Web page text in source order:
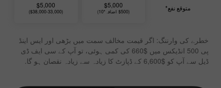
متوقع نفع* $5,000
($500 اضافہ*10)
$5,000
($38,000-33,000)
خطرے کی وارننگ: اگر قیمت مخالف سمت میں بڑھی اور ایس اینڈ
پی 500 انڈیکس میں $660 کی کمی ہوئی، تو آپ کے سی ایف ڈی
ڈیل سے آپ کو $6,600 کے ڈپازٹ کا زیادہ سے زیادہ نقصان ہو گا .